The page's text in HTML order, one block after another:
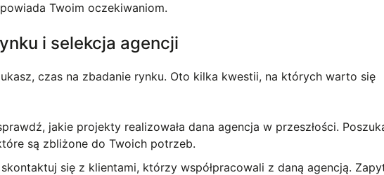
Twoim oczekiwaniom.
i selekcja agencji
czas na zbadanie rynku. Oto kilka kwestii, na których warto się
jakie projekty realizowała dana agencja w przeszłości.
są zbliżone do Twoich potrzeb.
się z klientami, którzy współpracowali z daną agencją.